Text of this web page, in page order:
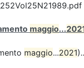
maggio...
maggio...2021